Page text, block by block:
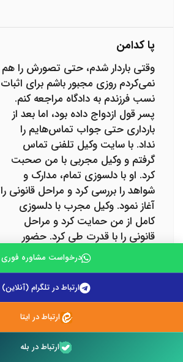
پا کدامن
وقتی باردار شدم، حتی تصورش را هم
نمی‌کردم روزی مجبور باشم برای اثبات
نسب فرزندم به دادگاه مراجعه کنم.
پسر قول ازدواج داده بود، اما بعد از
بارداری حتی جواب تماس‌هایم را
نداد. با سایت وکیل تلفنی تماس
گرفتم و وکیل مجربی با من صحبت
کرد. او با دلسوزی تمام، مدارک و
شواهد را بررسی کرد و مراحل قانونی را
آغاز نمود. وکیل مجرب با دلسوزی
کامل از من حمایت کرد و مراحل
قانونی را با قدرت طی کرد. حضور
بهترین وکیل در جلسه دادگاه به من
اعتمادبه‌نفس داد. نتیجه، حکم اثبات
نسب و صدور شناسنامه برای فرزندم
بود. تجربه من نشان داد که حمایت
یک وکیل تهران و یک وکیل مازندران
چقدر در این راه سخت ارزشمند است.
سپاسگزارم از تمام تیم وکیل تلفنی
درخواست مشاوره فوری
ارتباط در تلگرام (آنلاین)
ارتباط در ایتا
ارتباط در بله